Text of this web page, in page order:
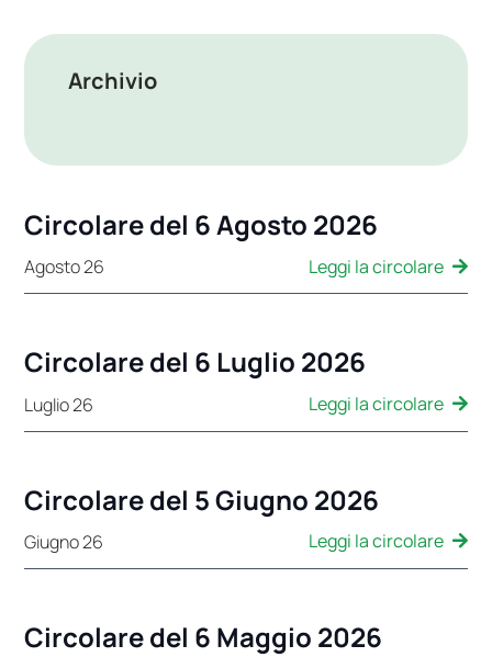
Circolare del 6 Agosto 2026
Agosto 26 Leggi la circolare
Circolare del 6 Luglio 2026
Luglio 26 Leggi la circolare
Circolare del 5 Giugno 2026
Giugno 26 Leggi la circolare
Circolare del 6 Maggio 2026
Archivio